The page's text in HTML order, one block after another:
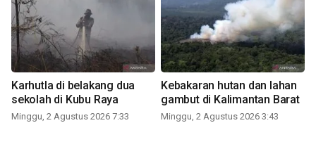
Karhutla di belakang dua
sekolah di Kubu Raya
Minggu, 2 Agustus 2026 7:33
Kebakaran hutan dan lahan
gambut di Kalimantan Barat
Minggu, 2 Agustus 2026 3:43